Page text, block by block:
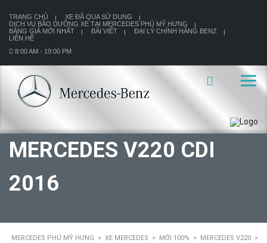
TRANG CHỦ
XE ĐÃ QUA SỬ DỤNG
DỊCH VỤ BÃO DƯỠNG XE TẠI MERCEDES PHÚ MỸ HƯNG
BẢNG GIÁ MỚI NHẤT
BÀI VIẾT
ĐẠI LÝ CHÍNH HÃNG BENZ
LIÊN HỆ
8:00 AM - 19:00 PM
MERCEDES V220 CDI
2016
MERCEDES PHÚ MỸ HƯNG > XE MERCEDES > MỚI 100% > MERCEDES V220 >